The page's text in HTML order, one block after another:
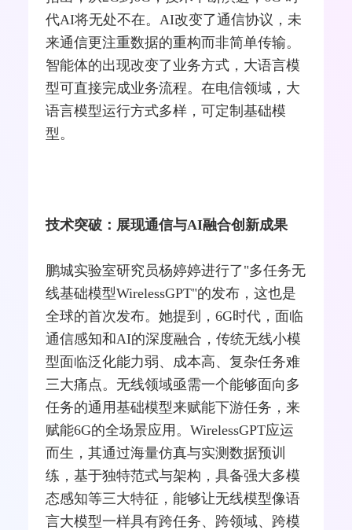
代AI将无处不在。AI改变了通信协议，未
来通信更注重数据的重构而非简单传输。
智能体的出现改变了业务方式，大语言模
型可直接完成业务流程。在电信领域，大
语言模型运行方式多样，可定制基础模
型。
技术突破：展现通信与AI融合创新成果
鹏城实验室研究员杨婷婷进行了"多任务无
线基础模型WirelessGPT"的发布，这也是
全球的首次发布。她提到，6G时代，面临
通信感知和AI的深度融合，传统无线小模
型面临泛化能力弱、成本高、复杂任务难
三大痛点。无线领域亟需一个能够面向多
任务的通用基础模型来赋能下游任务，来
赋能6G的全场景应用。WirelessGPT应运
而生，其通过海量仿真与实测数据预训
练，基于独特范式与架构，具备强大多模
态感知等三大特征，能够让无线模型像语
言大模型一样具有跨任务、跨领域、跨模